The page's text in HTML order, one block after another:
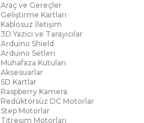
Araç ve Gereçler
Geliştirme Kartları
Kablosuz İletişim
3D Yazıcı ve Tarayıcılar
Arduino Shield
Arduino Setleri
Muhafaza Kutuları
Aksesuarlar
SD Kartlar
Raspberry Kamera
Redüktörsüz DC Motorlar
Step Motorlar
Titreşim Motorları